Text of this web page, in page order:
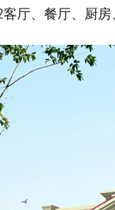
客厅、餐厅、厨